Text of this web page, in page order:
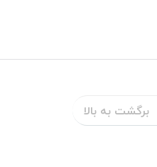
برگشت به بالا